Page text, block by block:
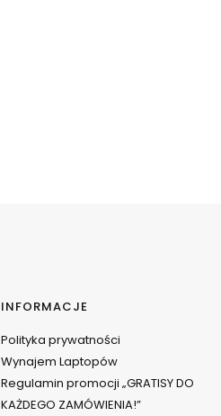
INFORMACJE
Polityka prywatności
Wynajem Laptopów
Regulamin promocji „GRATISY DO
KAŻDEGO ZAMÓWIENIA!”